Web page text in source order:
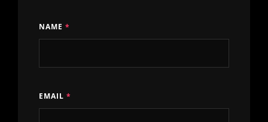
NAME *
EMAIL *